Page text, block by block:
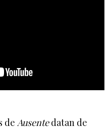
deAusentedatan de